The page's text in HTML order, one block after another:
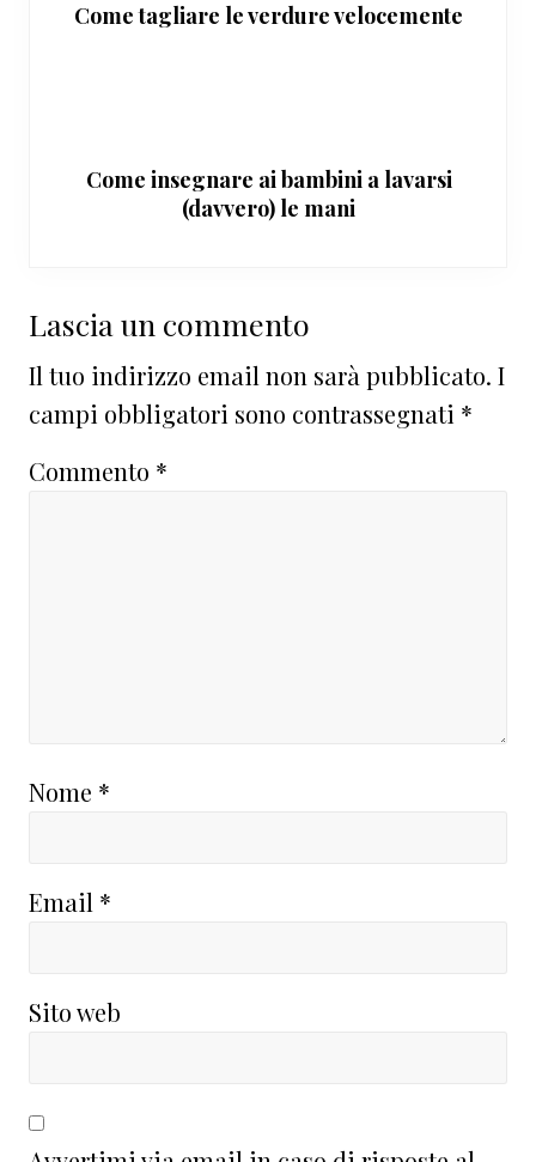
Come tagliare le verdure velocemente
Come insegnare ai bambini a lavarsi
(davvero) le mani
Interazioni
del
lettore
Lascia un commento
Il tuo indirizzo email non sarà pubblicato. I
campi obbligatori sono contrassegnati *
Commento *
Nome *
Email *
Sito web